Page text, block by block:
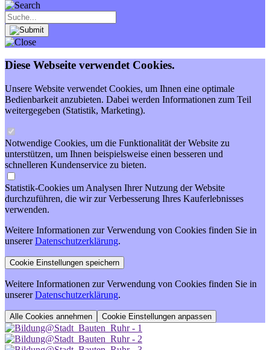
Diese Webseite verwendet Cookies.
Unsere Website verwendet Cookies, um Ihnen eine optimale
Bedienbarkeit anzubieten. Dabei werden Informationen zum Teil
weitergegeben (Statistik, Marketing).
Notwendige Cookies, um die Funktionalität der Website zu
unterstützen, um Ihnen beispielsweise einen besseren und
schnelleren Kundenservice zu bieten.
Statistik-Cookies um Analysen Ihrer Nutzung der Website
durchzuführen, die wir zur Verbesserung Ihres Kauferlebnisses
verwenden.
Weitere Informationen zur Verwendung von Cookies finden Sie in
unsererDatenschutzerklärung.
Weitere Informationen zur Verwendung von Cookies finden Sie in
unsererDatenschutzerklärung.
Cookie Einstellungen anpassen